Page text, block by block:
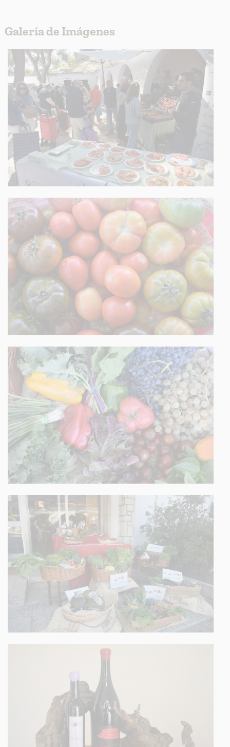
Galería de Imágenes